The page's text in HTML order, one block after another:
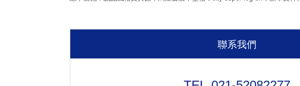
聯系我們